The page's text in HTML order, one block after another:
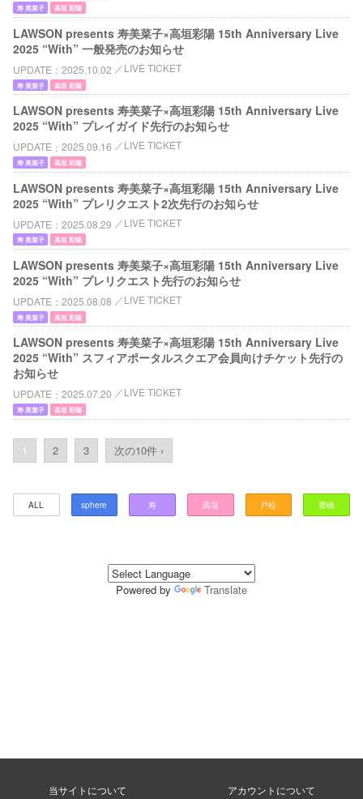
寿 美菜子 高垣 彩陽
LAWSON presents 寿美菜子×高垣彩陽 15th Anniversary Live
2025 “With” 一般発売のお知らせ
UPDATE 2025.10.02 LIVE TICKET
寿 美菜子 高垣 彩陽
LAWSON presents 寿美菜子×高垣彩陽 15th Anniversary Live
2025 “With” プレイガイド先行のお知らせ
UPDATE 2025.09.16 LIVE TICKET
寿 美菜子 高垣 彩陽
LAWSON presents 寿美菜子×高垣彩陽 15th Anniversary Live
2025 “With” プレリクエスト2次先行のお知らせ
UPDATE 2025.08.29 LIVE TICKET
寿 美菜子 高垣 彩陽
LAWSON presents 寿美菜子×高垣彩陽 15th Anniversary Live
2025 “With” プレリクエスト先行のお知らせ
UPDATE 2025.08.08 LIVE TICKET
寿 美菜子 高垣 彩陽
LAWSON presents 寿美菜子×高垣彩陽 15th Anniversary Live
2025 “With” スフィアポータルスクエア会員向けチケット先行の
お知らせ
UPDATE 2025.07.20 LIVE TICKET
寿 美菜子 高垣 彩陽
1 2 3 次の10件 ›
ALL sphere 寿 高垣 戸松 豊崎
Powered by Translate
当サイトについて アカウントについて